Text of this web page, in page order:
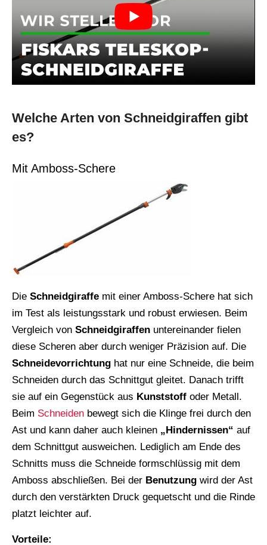
Welche Arten von Schneidgiraffen gibt
es?
Mit Amboss-Schere
Die Schneidgiraffe mit einer Amboss-Schere hat sich
im Test als leistungsstark und robust erwiesen. Beim
Vergleich von Schneidgiraffen untereinander fielen
diese Scheren aber durch weniger Präzision auf. Die
Schneidevorrichtung hat nur eine Schneide, die beim
Schneiden durch das Schnittgut gleitet. Danach trifft
sie auf ein Gegenstück aus Kunststoff oder Metall.
Beim Schneiden bewegt sich die Klinge frei durch den
Ast und kann daher auch kleinen „Hindernissen“ auf
dem Schnittgut ausweichen. Lediglich am Ende des
Schnitts muss die Schneide formschlüssig mit dem
Amboss abschließen. Bei der Benutzung wird der Ast
durch den verstärkten Druck gequetscht und die Rinde
platzt leichter auf.
Vorteile: